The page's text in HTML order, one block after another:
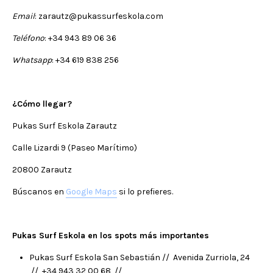
Email: zarautz@pukassurfeskola.com
Teléfono: +34 943 89 06 36
Whatsapp: +34 619 838 256
¿Cómo llegar?
Pukas Surf Eskola Zarautz
Calle Lizardi 9 (Paseo Marítimo)
20800 Zarautz
Búscanos en Google Maps si lo prefieres.
Pukas Surf Eskola en los spots más importantes
Pukas Surf Eskola San Sebastián // Avenida Zurriola, 24
// +34 943 32 00 68 //